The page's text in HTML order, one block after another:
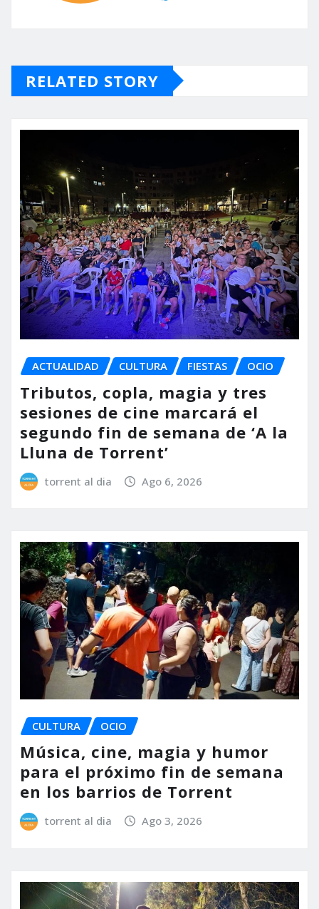
RELATED STORY
ACTUALIDAD CULTURA FIESTAS OCIO
Tributos, copla, magia y tres
sesiones de cine marcará el
segundo fin de semana de ‘A la
Lluna de Torrent’
torrent al dia Ago 6, 2026
CULTURA OCIO
Música, cine, magia y humor
para el próximo fin de semana
en los barrios de Torrent
torrent al dia Ago 3, 2026